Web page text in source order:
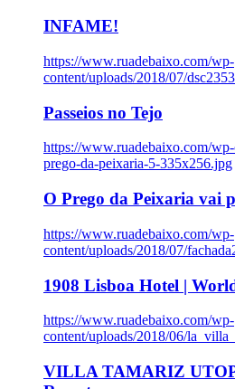
INFAME!
https://www.ruadebaixo.com/wp-
content/uploads/2018/07/
Passeios no Tejo
https://www.ruadebaixo.com/
prego-da-peixaria-5-335x256.jpg
O Prego da Peixaria vai
https://www.ruadebaixo.com/wp-
content/uploads/2018/07/
1908 Lisboa Hotel |
https://www.ruadebaixo.com/wp-
content/uploads/2018/06/
VILLA TAMARIZ